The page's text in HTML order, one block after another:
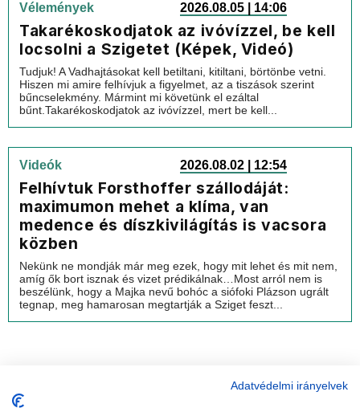
Vélemények 2026.08.05 | 14:06
Takarékoskodjatok az ivóvízzel, be kell
locsolni a Szigetet (Képek, Videó)
Tudjuk! A Vadhajtásokat kell betiltani, kitiltani, börtönbe vetni.
Hiszen mi amire felhívjuk a figyelmet, az a tiszások szerint
bűncselekmény. Mármint mi követünk el ezáltal
bűnt.Takarékoskodjatok az ivóvízzel, mert be kell...
Videók 2026.08.02 | 12:54
Felhívtuk Forsthoffer szállodáját:
maximumon mehet a klíma, van
medence és díszkivilágítás is vacsora
közben
Nekünk ne mondják már meg ezek, hogy mit lehet és mit nem,
amíg ők bort isznak és vizet prédikálnak…Most arról nem is
beszélünk, hogy a Majka nevű bohóc a siófoki Plázson ugrált
tegnap, meg hamarosan megtartják a Sziget feszt...
Adatvédelmi irányelvek